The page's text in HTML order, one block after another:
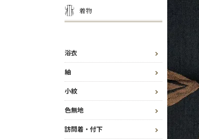
着物
浴衣
紬
小紋
色無地
訪問着・付下